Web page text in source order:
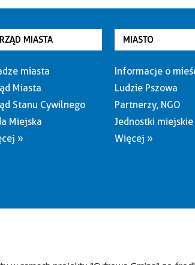
MIASTA
miasta
Miasta
Stanu Cywilnego
Miejska
»
MIASTO
Informacje o
Ludzie Pszowa
Partnerzy, NGO
Jednostki miejskie
Więcej »